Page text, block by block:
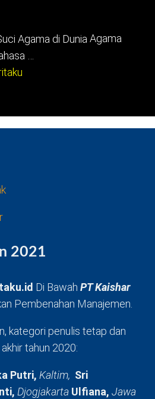
Agama
…
2021
Di Bawah PT Kaishar
Pembenahan Manajemen.
kategori penulis tetap dan
tahun 2020:
Putri, Kaltim, Sri
Djogjakarta Ulfiana, Jawa